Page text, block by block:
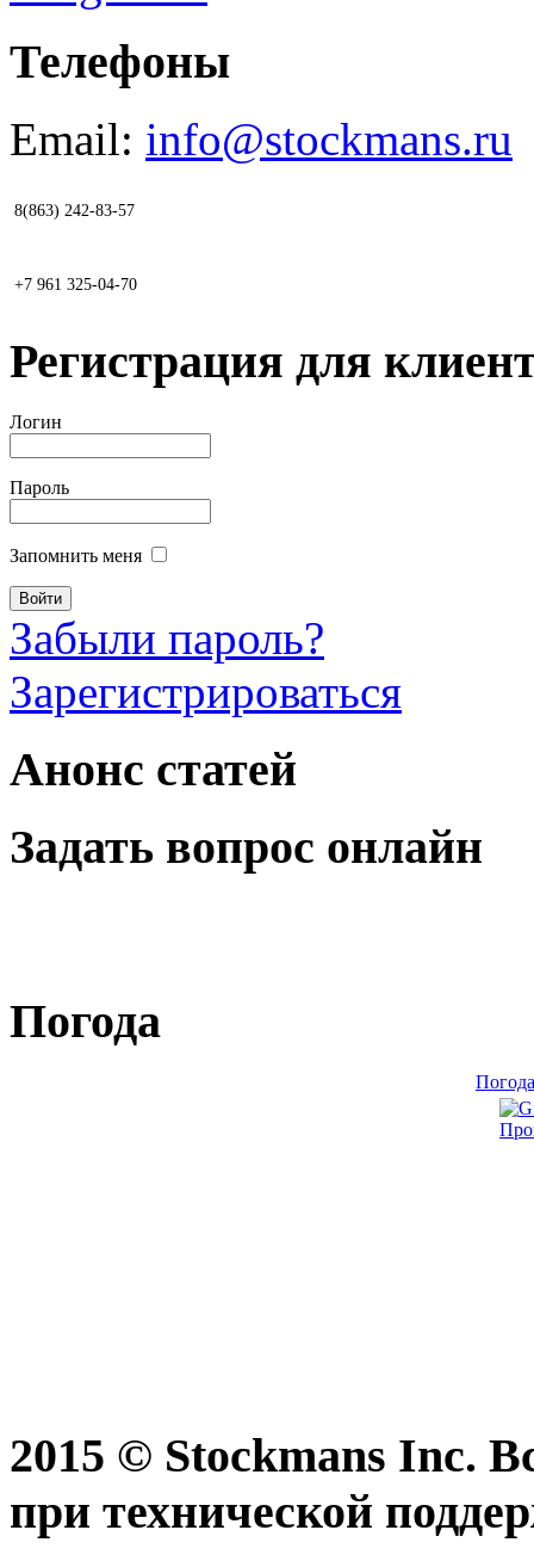
Телефоны
Email: info@stockmans.ru
8(863) 242-83-57
+7 961 325-04-70
Регистрация для
Логин
Пароль
Запомнить меня
Забыли пароль?
Зарегистрироваться
Анонс статей
Задать вопрос онлайн
Погода
2015 © Stockmans Inc.
при технической